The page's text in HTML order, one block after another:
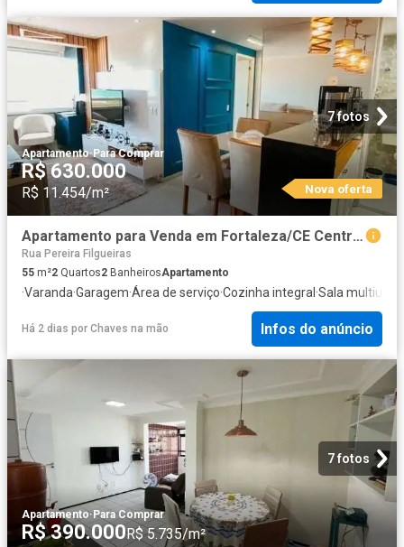
7 fotos
Apartamento·Para Comprar
R$ 630.000
R$ 11.454/m² Nova oferta
Apartamento para Venda em Fortaleza/CE Centro 2 Quartos
Rua Pereira Filgueiras
55 m²2 Quartos2 BanheirosApartamento
·Varanda·Garagem·Área de serviço·Cozinha integral·Sala multiuso
Há 2 dias por Chaves na mão Infos do anúncio
7 fotos
Apartamento·Para Comprar
R$ 390.000R$ 5.735/m²